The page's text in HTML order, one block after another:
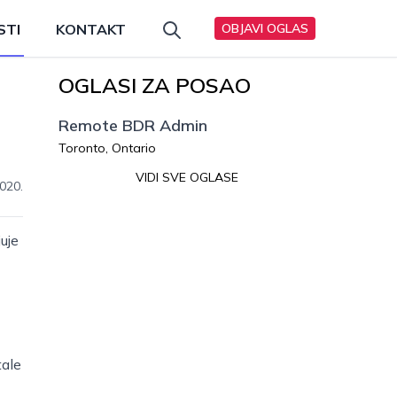
KONTAKT OBJAVI OGLAS
OGLASI ZA POSAO
Remote BDR Admin
Toronto, Ontario
VIDI SVE OGLASE